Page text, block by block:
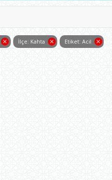
İlçe: Kahta Etiket: Acil